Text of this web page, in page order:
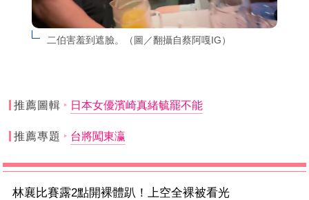
二伯害羞到遮臉。（圖／翻攝自蔡阿嘎IG）
推薦圖輯 日本女優濱崎真緒毓罷不能
推薦專題 台將闖東瀛
林襄比賽露2點開裸體趴！上空全裸被看光